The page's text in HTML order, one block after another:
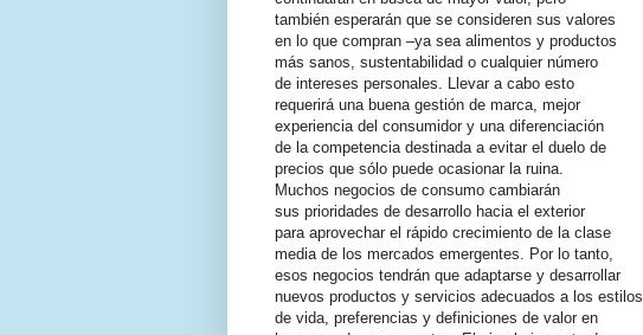
también esperarán que se consideren sus valores
en lo que compran –ya sea alimentos y productos
más sanos, sustentabilidad o cualquier número
de intereses personales. Llevar a cabo esto
requerirá una buena gestión de marca, mejor
experiencia del consumidor y una diferenciación
de la competencia destinada a evitar el duelo de
precios que sólo puede ocasionar la ruina.
Muchos negocios de consumo cambiarán
sus prioridades de desarrollo hacia el exterior
para aprovechar el rápido crecimiento de la clase
media de los mercados emergentes. Por lo tanto,
esos negocios tendrán que adaptarse y desarrollar
nuevos productos y servicios adecuados a los estilos
de vida, preferencias y definiciones de valor en